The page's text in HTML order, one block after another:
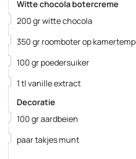
Witte chocola botercreme
▢
200grwitte chocola
▢
350grroomboterop
▢
100grpoedersuiker
▢
1tlvanille extract
Decoratie
▢
100graardbeien
▢
paar takjes munt